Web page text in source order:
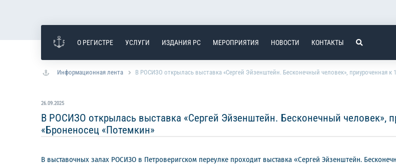
О РЕГИСТРЕ УСЛУГИ ИЗДАНИЯ РС МЕРОПРИЯТИЯ НОВОСТИ КОНТАКТЫ
Информационная лента В РОСИЗО открылась выставка «Сергей Эйзенштейн. Бесконечный человек», приуроченная
26.09.2025
В РОСИЗО открылась выставка «Сергей Эйзенштейн. Бесконечный человек»,
«Броненосец «Потемкин»
В выставочных залах РОСИЗО в Петроверигском переулке проходит выставка «Сергей Эйзенштейн.